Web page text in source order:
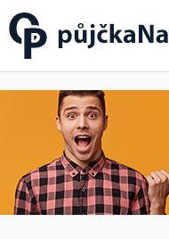
Půjčka na OP občanský
průkaz